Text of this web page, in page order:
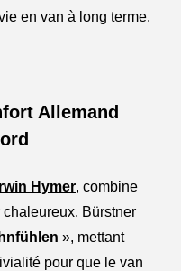
en van à long terme.
Allemand
Hymer, combine
Bürstner
», mettant
pour que le van